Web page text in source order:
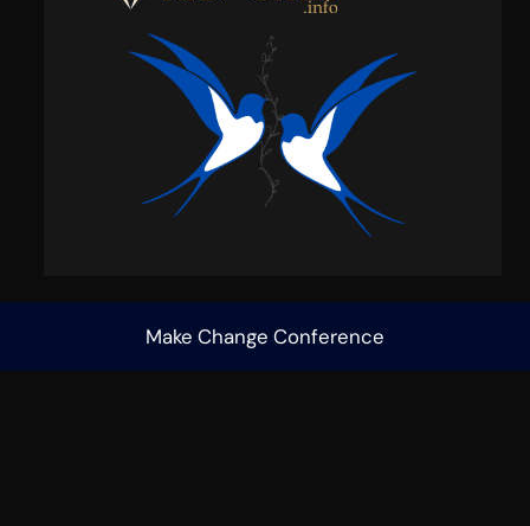
Make Change Conference